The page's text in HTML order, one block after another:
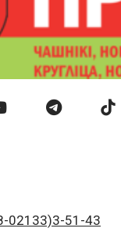
02133)3-51-43